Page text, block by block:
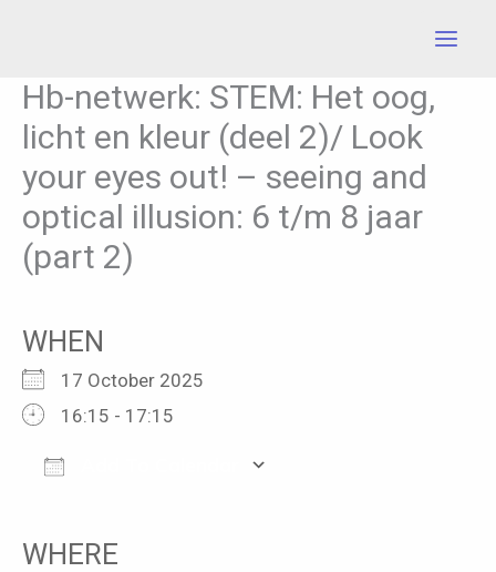
contentHb-netwerk: STEM: Het oog,
licht en kleur (deel 2)/ Look
your eyes out! – seeing and
optical illusion: 6 t/m 8 jaar
(part 2)
WHEN
17 October 2025
16:15 - 17:15
WHERE